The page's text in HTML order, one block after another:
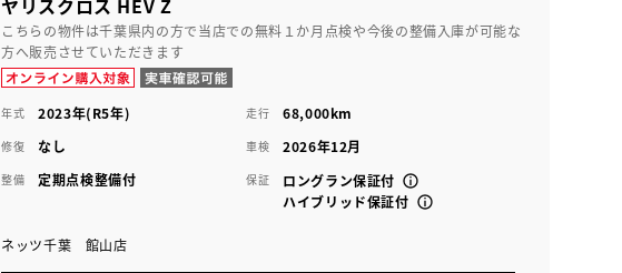
こちらの物件は千葉県内の方で当店での無料１か月点検や今後の整備入庫が可能な
方へ販売させていただきます
年式 2023年(R5年) 走行 68,000km
修復 なし 車検 2026年12月
整備 定期点検整備付 保証
ロングラン保証付
ハイブリッド保証付
ネッツ千葉 館山店